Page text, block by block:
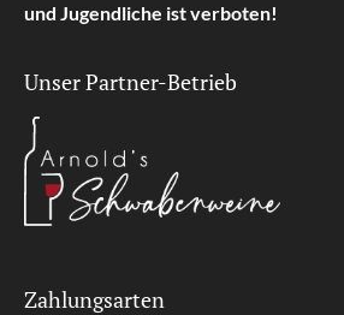
und Jugendliche ist verboten!
Unser Partner-Betrieb
Zahlungsarten